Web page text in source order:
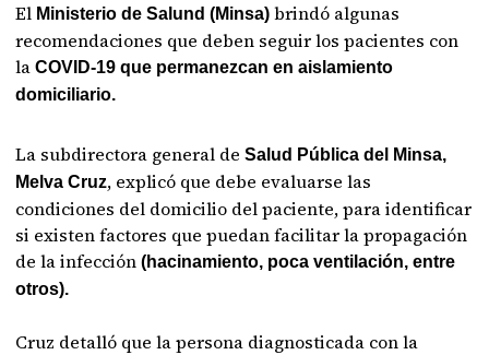
El Ministerio de Salund (Minsa) brindó algunas
recomendaciones que deben seguir los pacientes con
la COVID-19 que permanezcan en aislamiento
domiciliario.
La subdirectora general deSalud Pública del Minsa,
Melva Cruz, explicó que debe evaluarse las
condiciones del domicilio del paciente, para identificar
si existen factores que puedan facilitar la propagación
de la infección(hacinamiento, poca ventilación, entre
otros).
Cruz detalló que la persona diagnosticada con la